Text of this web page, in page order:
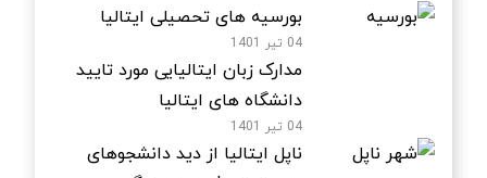
بورسیه های تحصیلی ایتالیا
04 تیر 1401
مدارک زبان ایتالیایی مورد تایید
دانشگاه های ایتالیا
04 تیر 1401
ناپل ایتالیا از دید دانشجوهای